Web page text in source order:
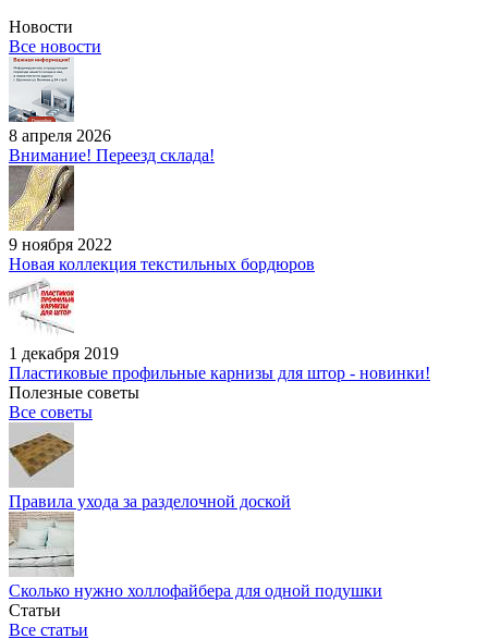
Новости
Все новости
8 апреля 2026
Внимание! Переезд склада!
9 ноября 2022
Новая коллекция текстильных бордюров
1 декабря 2019
Пластиковые профильные карнизы для штор - новинки!
Полезные советы
Все советы
Правила ухода за разделочной доской
Сколько нужно холлофайбера для одной подушки
Статьи
Все статьи